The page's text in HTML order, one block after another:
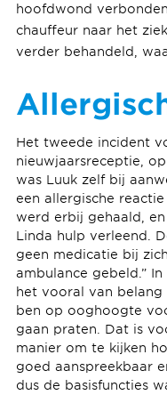
hoofdwond
chauffeur naar het
verder behandeld,
Het tweede incident
nieuwjaarsreceptie,
was Luuk zelf bij
een allergische
werd erbij gehaald,
Linda hulp verleend.
geen medicatie bij
ambulance gebeld.”
het vooral van belang
ben op ooghoogte
gaan praten. Dat is
manier om te kijken
goed aanspreekbaar
dus de basisfuncties